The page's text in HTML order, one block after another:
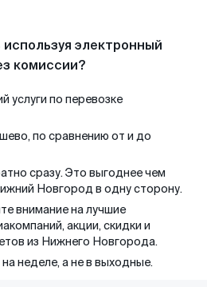
электронный
комиссии?
услуги по перевозке
по сравнению от и до
сразу. Это выгоднее чем
Новгород в одну сторону.
внимание на лучшие
акции, скидки и
из Нижнего Новгорода.
неделе, а не в выходные.